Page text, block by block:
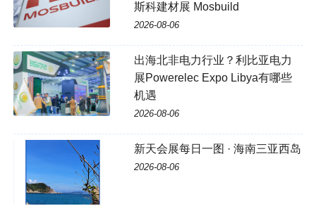
斯科建材展 Mosbuild
2026-08-06
出海北非电力行业？利比亚电力
展Powerelec Expo Libya有哪些
机遇
2026-08-06
新天会展每日一图 · 海南三亚西岛
2026-08-06